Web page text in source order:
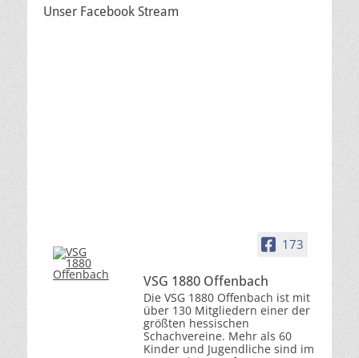
Unser Facebook Stream
173
VSG 1880 Offenbach
Die VSG 1880 Offenbach ist mit
über 130 Mitgliedern einer der
größten hessischen
Schachvereine. Mehr als 60
Kinder und Jugendliche sind im